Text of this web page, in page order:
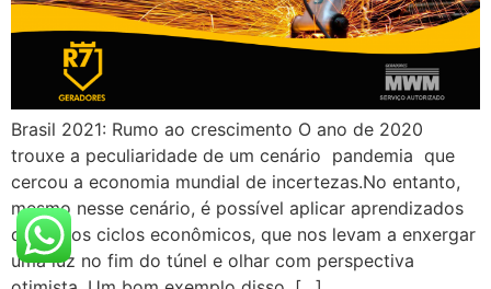
Brasil 2021: Rumo ao crescimento O ano de 2020
trouxe a peculiaridade de um cenário pandemia que
cercou a economia mundial de incertezas.No entanto,
mesmo nesse cenário, é possível aplicar aprendizados
de outros ciclos econômicos, que nos levam a enxergar
uma luz no fim do túnel e olhar com perspectiva